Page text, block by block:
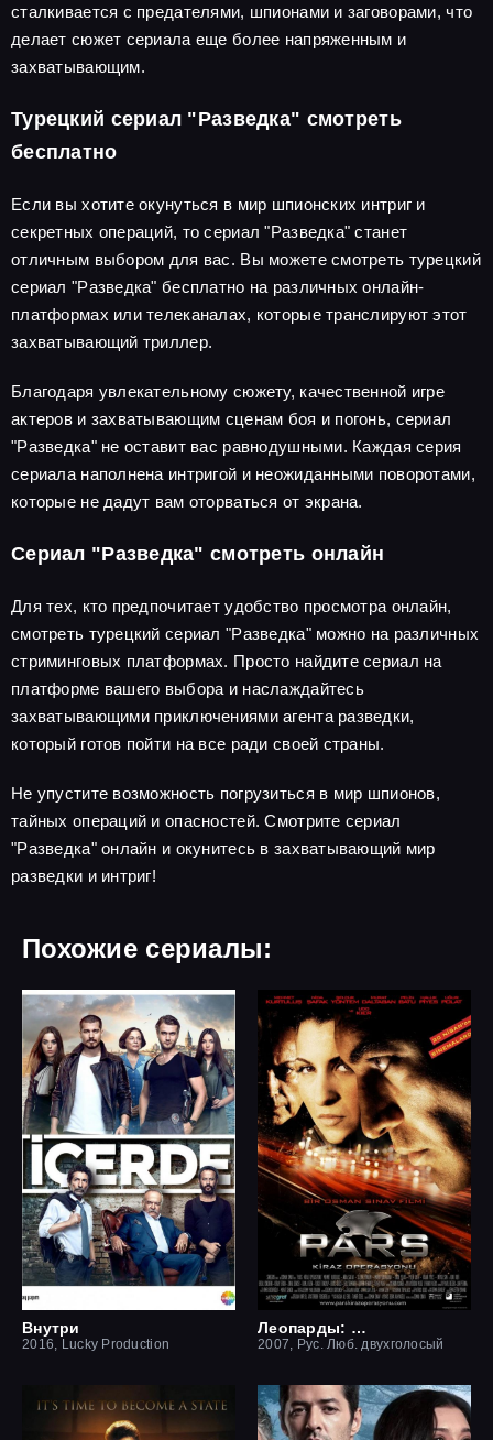
сталкивается с предателями, шпионами и заговорами, что
делает сюжет сериала еще более напряженным и
захватывающим.
Турецкий сериал "Разведка" смотреть
бесплатно
Если вы хотите окунуться в мир шпионских интриг и
секретных операций, то сериал "Разведка" станет
отличным выбором для вас. Вы можете смотреть турецкий
сериал "Разведка" бесплатно на различных онлайн-
платформах или телеканалах, которые транслируют этот
захватывающий триллер.
Благодаря увлекательному сюжету, качественной игре
актеров и захватывающим сценам боя и погонь, сериал
"Разведка" не оставит вас равнодушными. Каждая серия
сериала наполнена интригой и неожиданными поворотами,
которые не дадут вам оторваться от экрана.
Сериал "Разведка" смотреть онлайн
Для тех, кто предпочитает удобство просмотра онлайн,
смотреть турецкий сериал "Разведка" можно на различных
стриминговых платформах. Просто найдите сериал на
платформе вашего выбора и наслаждайтесь
захватывающими приключениями агента разведки,
который готов пойти на все ради своей страны.
Не упустите возможность погрузиться в мир шпионов,
тайных операций и опасностей. Смотрите сериал
"Разведка" онлайн и окунитесь в захватывающий мир
разведки и интриг!
Похожие сериалы:
Внутри
2016, Lucky Production
Леопарды: Операция вишня
2007, Рус. Люб. двухголосый